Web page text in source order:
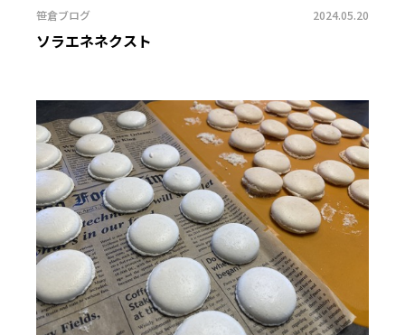
笹倉ブログ 2024.05.20
ソラエネネクスト